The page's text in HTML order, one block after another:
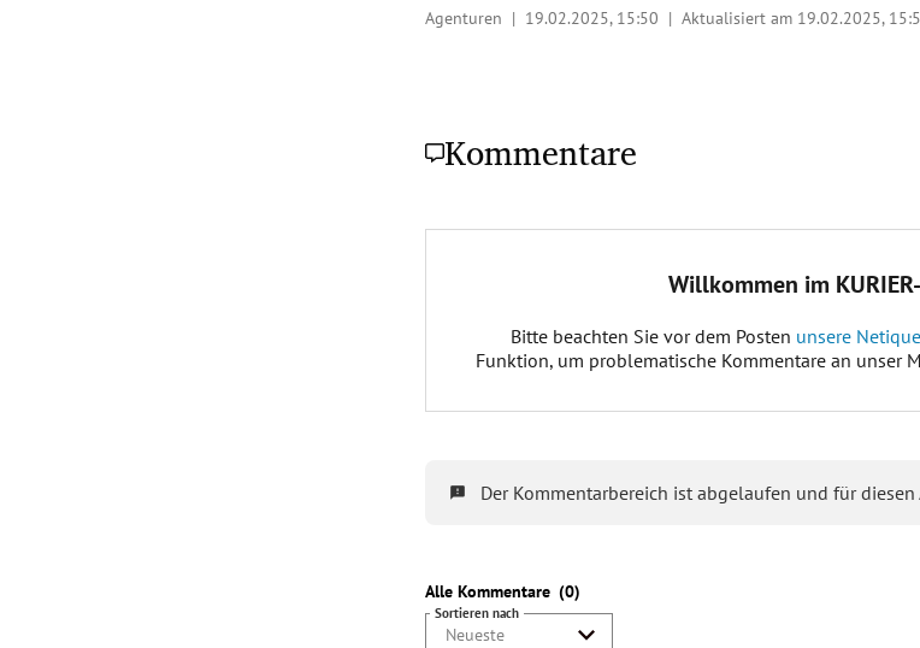
Agenturen | 19.02.2025, 15:50 | Aktualisiert am 19.02.2025,
Kommentare